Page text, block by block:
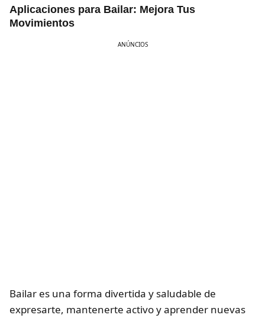
Aplicaciones para Bailar: Mejora Tus
Movimientos
ANÚNCIOS
Bailar es una forma divertida y saludable de
expresarte, mantenerte activo y aprender nuevas